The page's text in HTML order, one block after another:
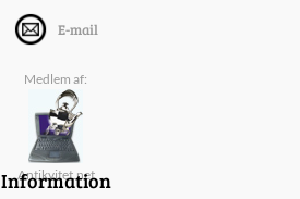
E-mail
Medlem af:
Antikvitet.net
Information